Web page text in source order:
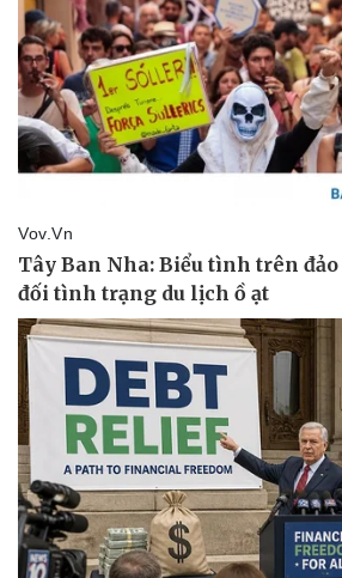
Pháp luật
Vụ án
Tin nóng
Tư vấn luật
Quân
Vũ khí
Việt
Phân